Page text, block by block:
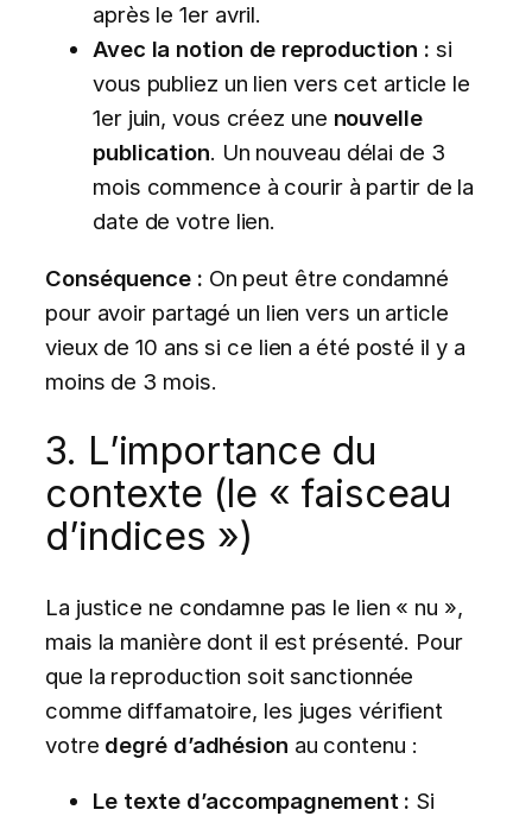
après le 1er avril.
Avec la notion de reproduction : si
vous publiez un lien vers cet article le
1er juin, vous créez une nouvelle
publication. Un nouveau délai de 3
mois commence à courir à partir de la
date de votre lien.
Conséquence : On peut être condamné
pour avoir partagé un lien vers un article
vieux de 10 ans si ce lien a été posté il y a
moins de 3 mois.
3. L’importance du
contexte (le « faisceau
d’indices »)
La justice ne condamne pas le lien « nu »,
mais la manière dont il est présenté. Pour
que la reproduction soit sanctionnée
comme diffamatoire, les juges vérifient
votre degré d’adhésion au contenu :
Le texte d’accompagnement : Si